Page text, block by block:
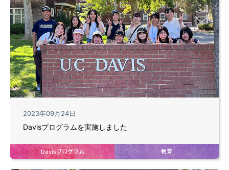
2023年09月24日
Davisプログラムを実施しました
Davisプログラム 教育